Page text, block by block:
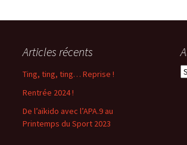
Articles récents
Ting, ting, ting… Reprise !
Rentrée 2024 !
De l’aïkido avec l’APA.9 au
Printemps du Sport 2023